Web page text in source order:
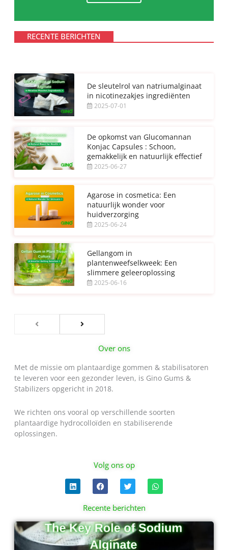
RECENTE BERICHTEN
De sleutelrol van natriumalginaat
in nicotinezakjes ingrediënten
2025-07-01
De opkomst van Glucomannan
Konjac Capsules : Schoon,
gemakkelijk en natuurlijk effectief
2025-06-27
Agarose in cosmetica: Een
natuurlijk wonder voor
huidverzorging
2025-06-24
Gellangom in
plantenweefselkweek: Een
slimmere geleeroplossing
2025-06-16
Over ons
Met de missie om plantaardige gommen & stabilisatoren
te leveren voor een gezonder leven, is Gino Gums &
Stabilizers opgericht in 2018.
We richten ons vooral op verschillende soorten
plantaardige hydrocolloïden en stabiliserende
oplossingen.
Volg ons op
L
i
n
d
i
n
F
a
c
e
b
o
o
k
T
w
i
t
t
e
r
W
h
a
a
p
p
Recente berichten
PaginaPaginaPaginaPagina